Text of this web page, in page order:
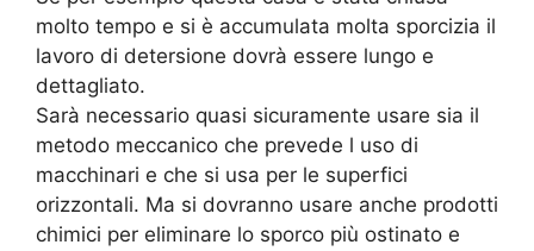
molto tempo e si è accumulata molta sporcizia il
lavoro di detersione dovrà essere lungo e
dettagliato.
Sarà necessario quasi sicuramente usare sia il
metodo meccanico che prevede l uso di
macchinari e che si usa per le superfici
orizzontali. Ma si dovranno usare anche prodotti
chimici per eliminare lo sporco più ostinato e